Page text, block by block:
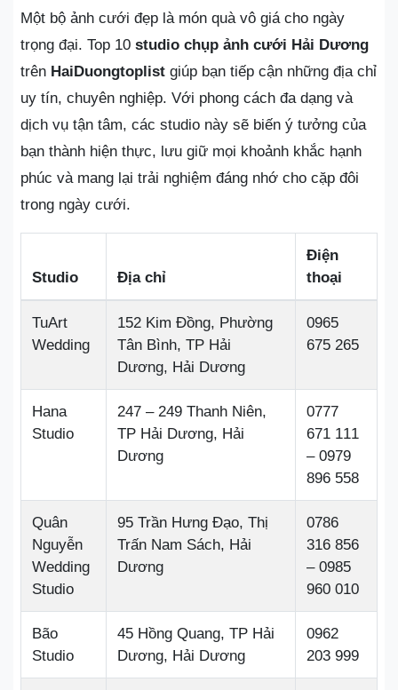
Một bộ ảnh cưới đẹp là món quà vô giá cho ngày
trọng đại. Top 10 studio chụp ảnh cưới Hải Dương
trên HaiDuongtoplist giúp bạn tiếp cận những địa chỉ
uy tín, chuyên nghiệp. Với phong cách đa dạng và
dịch vụ tận tâm, các studio này sẽ biến ý tưởng của
bạn thành hiện thực, lưu giữ mọi khoảnh khắc hạnh
phúc và mang lại trải nghiệm đáng nhớ cho cặp đôi
trong ngày cưới.
Studio Địa chỉ
Điện
thoại
TuArt
Wedding
152 Kim Đồng, Phường
Tân Bình, TP Hải
Dương, Hải Dương
0965
675 265
Hana
Studio
247 – 249 Thanh Niên,
TP Hải Dương, Hải
Dương
0777
671 111
– 0979
896 558
Quân
Nguyễn
Wedding
Studio
95 Trần Hưng Đạo, Thị
Trấn Nam Sách, Hải
Dương
0786
316 856
– 0985
960 010
Bão
Studio
45 Hồng Quang, TP Hải
Dương, Hải Dương
0962
203 999